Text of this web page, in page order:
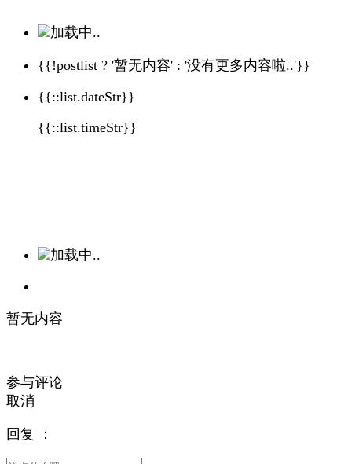
加载中..
{{!postlist ? '暂无内容' : '没有更多内容啦..'}}
{{::list.dateStr}}
{{::list.timeStr}}
加载中..
暂无内容
参与评论
取消
回复 ：